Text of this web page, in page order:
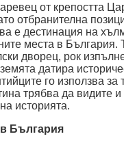
от крепостта
отбранителна
е дестинация на
места в
дворец, рок
датира
го използва за
трябва да видите и
историята.
България